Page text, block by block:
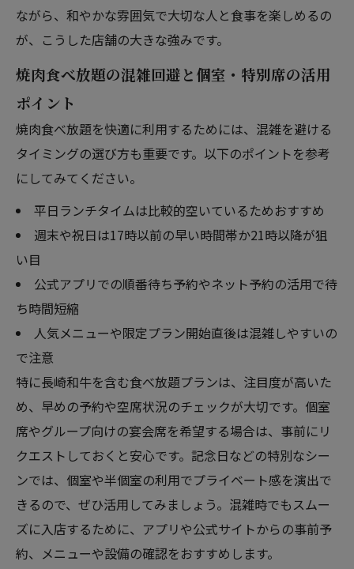
ながら、和やかな雰囲気で大切な人と食事を楽しめるの
が、こうした店舗の大きな強みです。
焼肉食べ放題の混雑回避と個室・特別席の活用
ポイント
焼肉食べ放題を快適に利用するためには、混雑を避ける
タイミングの選び方も重要です。以下のポイントを参考
にしてみてください。
平日ランチタイムは比較的空いているためおすすめ
週末や祝日は17時以前の早い時間帯か21時以降が狙
い目
公式アプリでの順番待ち予約やネット予約の活用で待
ち時間短縮
人気メニューや限定プラン開始直後は混雑しやすいの
で注意
特に長崎和牛を含む食べ放題プランは、注目度が高いた
め、早めの予約や空席状況のチェックが大切です。個室
席やグループ向けの宴会席を希望する場合は、事前にリ
クエストしておくと安心です。記念日などの特別なシー
ンでは、個室や半個室の利用でプライベート感を演出で
きるので、ぜひ活用してみましょう。混雑時でもスムー
ズに入店するために、アプリや公式サイトからの事前予
約、メニューや設備の確認をおすすめします。